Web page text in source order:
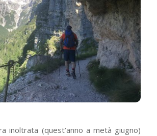
inoltrata (quest’anno a metà giugno)